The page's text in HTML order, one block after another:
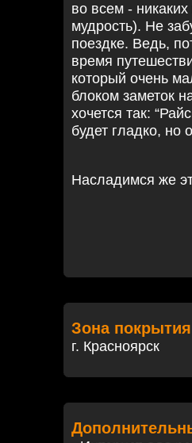
во всем -
мудрость). Не
поездке. Ведь,
время
который очень
блоком заметок
хочется так:
будет гладко, но
Насладимся же
Зона покрытия
г. Красноярск